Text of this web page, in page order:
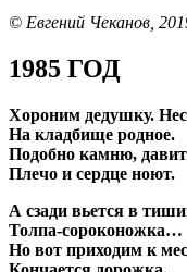
© Евгений Чеканов,
1985 ГОД
Хороним дедушку.
На кладбище родное.
Подобно камню, давит
Плечо и сердце ноют.
А сзади вьется в
Толпа-сороконожка…
Но вот приходим к